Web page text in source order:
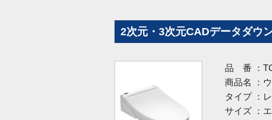
2次元・3次元CADデータダウ
品 番 ：
商品名 ：
タイプ ：
サイズ ：